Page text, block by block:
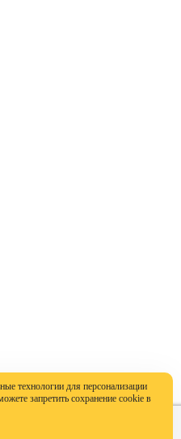
технологии для персонализации
запретить сохранение cookie в